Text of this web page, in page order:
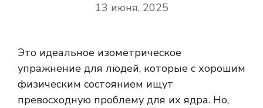
13 июня, 2025
Это идеальное изометрическое
упражнение для людей, которые с хорошим
физическим состоянием ищут
превосходную проблему для их ядра. Но,